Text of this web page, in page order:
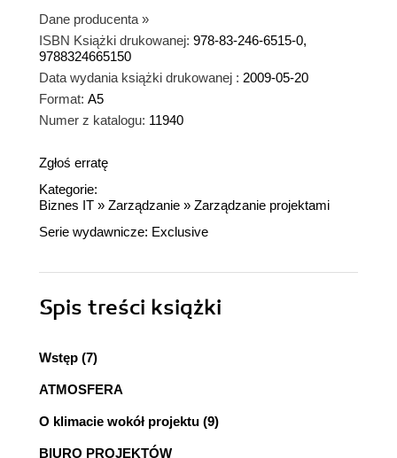
Dane producenta »
ISBN Książki drukowanej: 978-83-246-6515-0,
9788324665150
Data wydania książki drukowanej : 2009-05-20
Format: A5
Numer z katalogu: 11940
Zgłoś erratę
Kategorie:
Biznes IT » Zarządzanie » Zarządzanie projektami
Serie wydawnicze: Exclusive
Spis treści książki
Wstęp (7)
ATMOSFERA
O klimacie wokół projektu (9)
BIURO PROJEKTÓW